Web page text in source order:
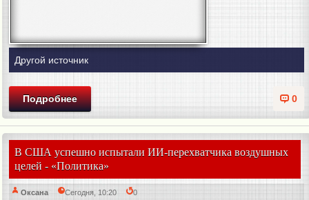
Другой источник
0
Подробнее
В США успешно испытали ИИ-перехватчика воздушных
целей - «Политика»
Оксана Сегодня, 10:20 0